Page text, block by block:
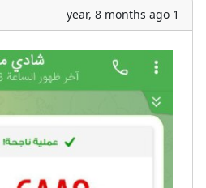
1 year, 8 months ago